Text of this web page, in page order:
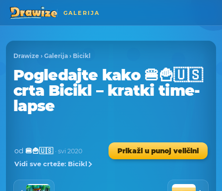
GALERIJA
Drawize › Galerija › Bicikl
Pogledajte kako 🍔🍟🇺🇸
crta Bicikl – kratki time-
lapse
od 🍔🍟🇺🇸 · svi 2020
Prikaži u punoj veličini
Vidi sve crteže: Bicikl